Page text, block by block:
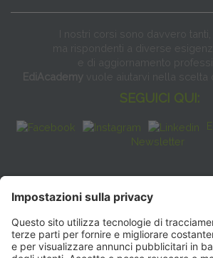
I nostri corsi sono davvero tanti,
ma rispondenti a diverse
e di aggiornamento
EdiAcademy vuole aiutarvi nella scelta
SEGUICI QUI:
Newsletter
FAQ
CONTATTI
EdiAcademy